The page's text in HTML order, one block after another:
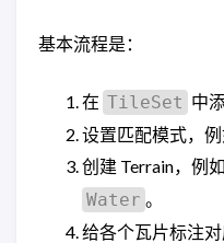
基本流程是：
在 TileSet 中
设置匹配模式，例
创建 Terrain，例如
Water 。
给各个瓦片标注对